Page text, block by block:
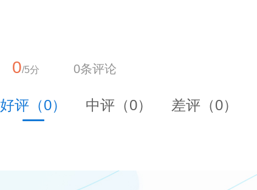
0/5分 0条评论
好评（0） 中评（0） 差评（0）